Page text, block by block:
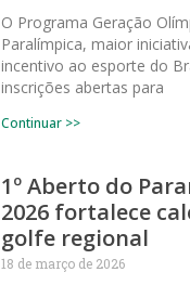
O Programa Geração
Paralímpica, maior
incentivo ao esporte do
inscrições abertas para
Continuar >>
1º Aberto do
2026 fortalece
golfe regional
18 de março de 2026